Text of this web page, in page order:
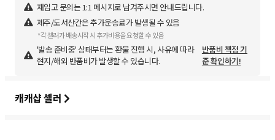
재입고 문의는 1:1 메시지로 남겨주시면 안내드립니다.
제주/도서산간은 추가운송료가 발생될 수 있음
*각 셀러가 배송시작 시 추가비용을 요청할 수 있음
'발송 준비중' 상태부터는 환불 진행 시, 사유에 따라
현지/해외 반품비가 발생할 수 있습니다.
반품비 책정 기
준 확인하기!
캐캐샵 셀러